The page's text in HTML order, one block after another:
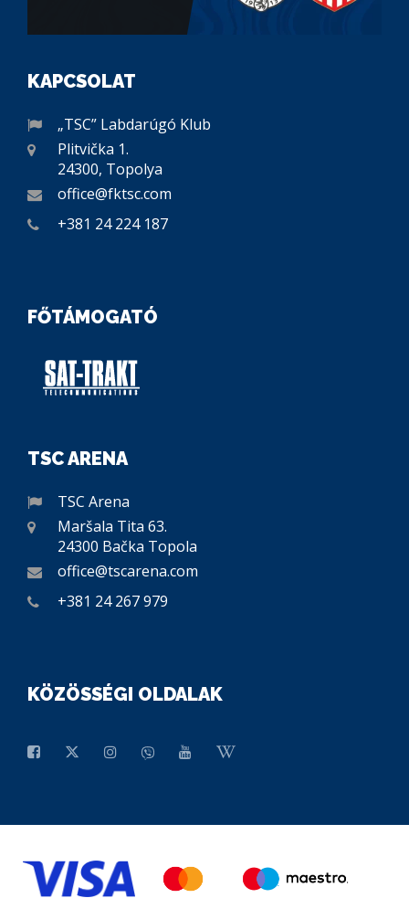
KAPCSOLAT
„TSC” Labdarúgó Klub
Plitvička 1.
24300, Topolya
office@fktsc.com
+381 24 224 187
FŐTÁMOGATÓ
TSC ARENA
TSC Arena
Maršala Tita 63.
24300 Bačka Topola
office@tscarena.com
+381 24 267 979
KÖZÖSSÉGI OLDALAK